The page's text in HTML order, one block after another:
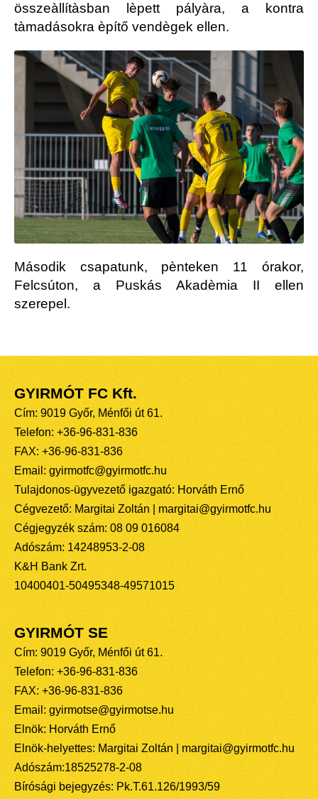
összeàllítàsban lèpett pályàra, a kontra
tàmadásokra èpítő vendègek ellen.
Második csapatunk, pènteken 11 órakor,
Felcsúton, a Puskás Akadèmia II ellen
szerepel.
GYIRMÓT FC Kft.
Cím: 9019 Győr, Ménfői út 61.
Telefon: +36-96-831-836
FAX: +36-96-831-836
Email: gyirmotfc@gyirmotfc.hu
Tulajdonos-ügyvezető igazgató: Horváth Ernő
Cégvezető: Margitai Zoltán | margitai@gyirmotfc.hu
Cégjegyzék szám: 08 09 016084
Adószám: 14248953-2-08
K&H Bank Zrt.
10400401-50495348-49571015
GYIRMÓT SE
Cím: 9019 Győr, Ménfői út 61.
Telefon: +36-96-831-836
FAX: +36-96-831-836
Email: gyirmotse@gyirmotse.hu
Elnök: Horváth Ernő
Elnök-helyettes: Margitai Zoltán | margitai@gyirmotfc.hu
Adószám:18525278-2-08
Bírósági bejegyzés: Pk.T.61.126/1993/59